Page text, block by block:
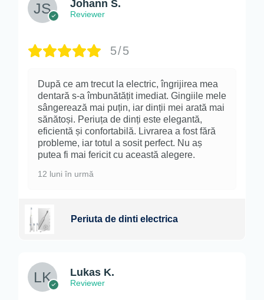
Johann S.
Reviewer
5/5
După ce am trecut la electric, îngrijirea mea
dentară s-a îmbunătățit imediat. Gingiile mele
sângerează mai puțin, iar dinții mei arată mai
sănătoși. Periuța de dinți este elegantă,
eficientă și confortabilă. Livrarea a fost fără
probleme, iar totul a sosit perfect. Nu aș
putea fi mai fericit cu această alegere.
12 luni în urmă
Periuta de dinti electrica
Lukas K.
Reviewer